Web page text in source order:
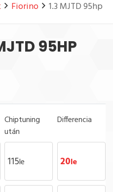
Fiorino 1.3 MJTD 95hp
95HP
Chiptuning
után
Differencia
115le 20le